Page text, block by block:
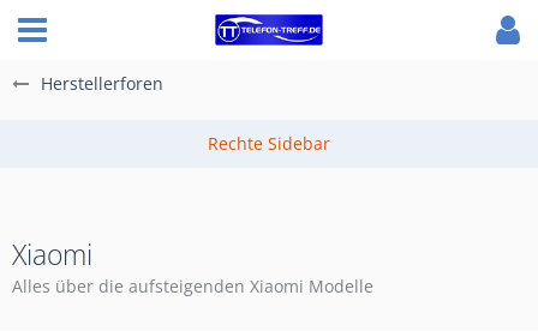
Herstellerforen
Xiaomi
Alles über die aufsteigenden Xiaomi Modelle